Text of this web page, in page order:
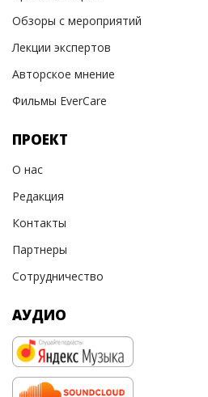
Обзоры с мероприятий
Лекции экспертов
Авторское мнение
Фильмы EverCare
ПРОЕКТ
О нас
Редакция
Контакты
Партнеры
Сотрудничество
АУДИО